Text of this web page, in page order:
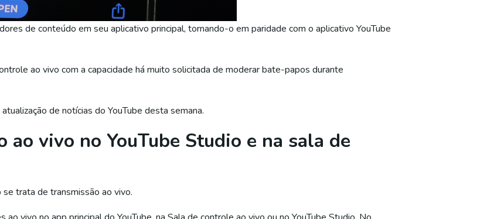
de conteúdo em seu aplicativo principal, tornando-o em paridade com o aplicativo YouTube
ao vivo com a capacidade há muito solicitada de moderar bate-papos durante
de notícias do YouTube desta semana.
ao vivo no YouTube Studio e na sala de
trata de transmissão ao vivo.